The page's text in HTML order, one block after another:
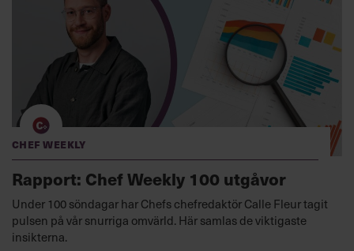
Chef Weekly
Rapport: Chef Weekly 100 utgåvor
Under 100 söndagar har Chefs chefredaktör Calle Fleur tagit
pulsen på vår snurriga omvärld. Här samlas de viktigaste
insikterna.